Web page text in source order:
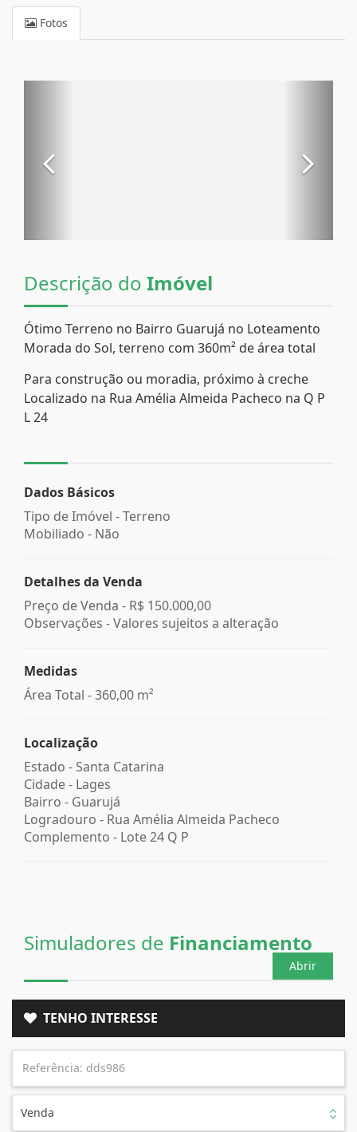
Fotos
Descrição do Imóvel
Ótimo Terreno no Bairro Guarujá no Loteamento
Morada do Sol, terreno com 360m² de área total
Para construção ou moradia, próximo à creche
Localizado na Rua Amélia Almeida Pacheco na Q P
L 24
Dados Básicos
Tipo de Imóvel - Terreno
Mobiliado - Não
Detalhes da Venda
Preço de Venda - R$ 150.000,00
Observações - Valores sujeitos a alteração
Medidas
Área Total - 360,00 m²
Localização
Estado - Santa Catarina
Cidade - Lages
Bairro - Guarujá
Logradouro - Rua Amélia Almeida Pacheco
Complemento - Lote 24 Q P
Simuladores de Financiamento
Abrir
TENHO INTERESSE
Venda